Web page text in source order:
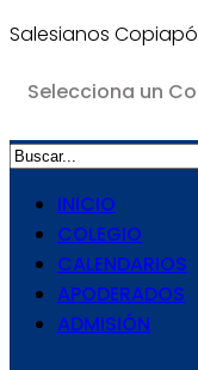
Salesianos Copiapó
INICIO
COLEGIO
CALENDARIOS
APODERADOS
ADMISIÓN